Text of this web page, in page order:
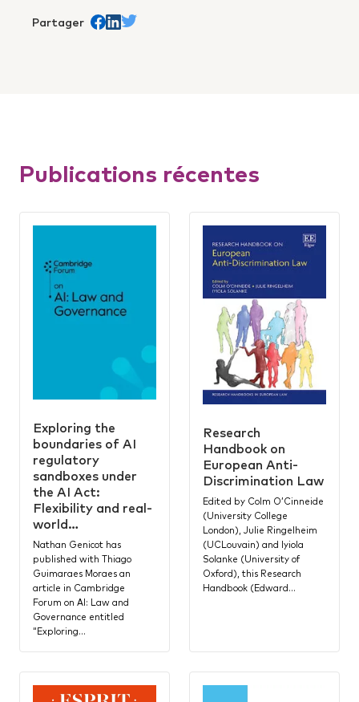
Partager Share on Facebook
trans.Partager sur Linkedin
Share on Twitter
Publications récentes
Exploring the
boundaries of AI
regulatory
sandboxes under
the AI Act:
Flexibility and real-
world…
Nathan Genicot has
published with Thiago
Guimaraes Moraes an
article in Cambridge
Forum on AI: Law and
Governance entitled
“Exploring…
Research
Handbook on
European Anti-
Discrimination Law
Edited by Colm O’Cinneide
(University College
London), Julie Ringelheim
(UCLouvain) and Iyiola
Solanke (University of
Oxford), this Research
Handbook (Edward…